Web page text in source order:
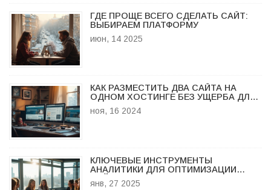
ГДЕ ПРОЩЕ ВСЕГО СДЕЛАТЬ САЙТ:
ВЫБИРАЕМ ПЛАТФОРМУ
июн, 14 2025
КАК РАЗМЕСТИТЬ ДВА САЙТА НА
ОДНОМ ХОСТИНГЕ БЕЗ УЩЕРБА ДЛЯ
КАЧЕСТВА
ноя, 16 2024
КЛЮЧЕВЫЕ ИНСТРУМЕНТЫ
АНАЛИТИКИ ДЛЯ ОПТИМИЗАЦИИ
САЙТА
янв, 27 2025